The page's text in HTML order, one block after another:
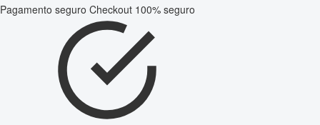
Pagamento seguro Checkout 100% seguro